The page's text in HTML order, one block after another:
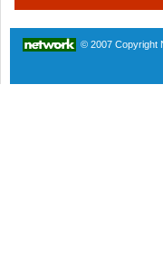
© 2007 Copyright